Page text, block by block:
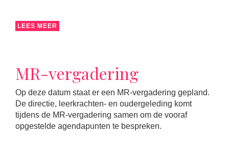
LEES MEER
MR-vergadering
Op deze datum staat er een MR-vergadering gepland.
De directie, leerkrachten- en oudergeleding komt
tijdens de MR-vergadering samen om de vooraf
opgestelde agendapunten te bespreken.